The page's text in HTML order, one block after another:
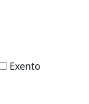
Exento